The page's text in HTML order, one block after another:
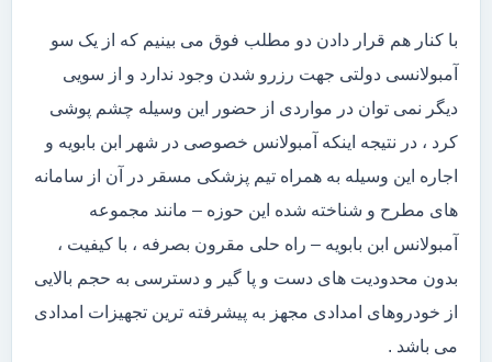
با کنار هم قرار دادن دو مطلب فوق می بینیم که از یک سو
آمبولانسی دولتی جهت رزرو شدن وجود ندارد و از سویی
دیگر نمی توان در مواردی از حضور این وسیله چشم پوشی
کرد ، در نتیجه اینکه آمبولانس خصوصی در شهر ابن بابویه و
اجاره این وسیله به همراه تیم پزشکی مسقر در آن از سامانه
های مطرح و شناخته شده این حوزه – مانند مجموعه
آمبولانس ابن بابویه – راه حلی مقرون بصرفه ، با کیفیت ،
بدون محدودیت های دست و پا گیر و دسترسی به حجم بالایی
از خودروهای امدادی مجهز به پیشرفته ترین تجهیزات امدادی
می باشد .